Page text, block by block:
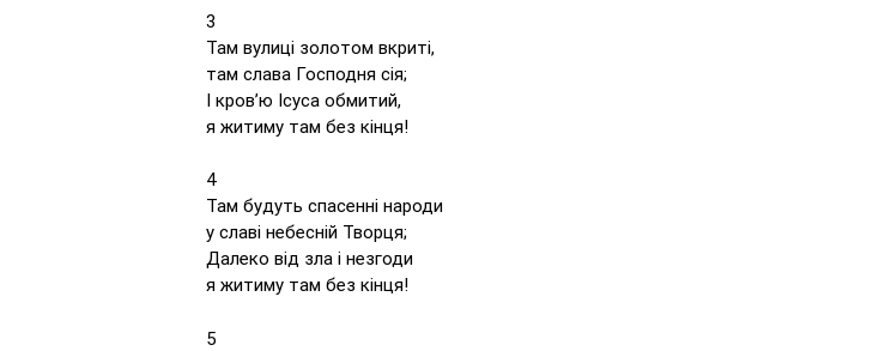
3
Там вулиці золотом вкриті,
там слава Господня сія;
І кров’ю Ісуса обмитий,
я житиму там без кінця!
4
Там будуть спасенні народи
у славі небесній Творця;
Далеко від зла і незгоди
я житиму там без кінця!
5